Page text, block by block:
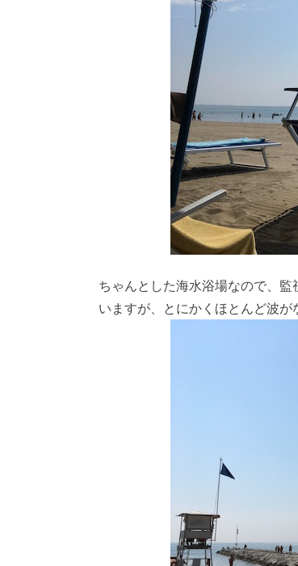
ちゃんとした海水浴場なので、
いますが、とにかくほとんど波が